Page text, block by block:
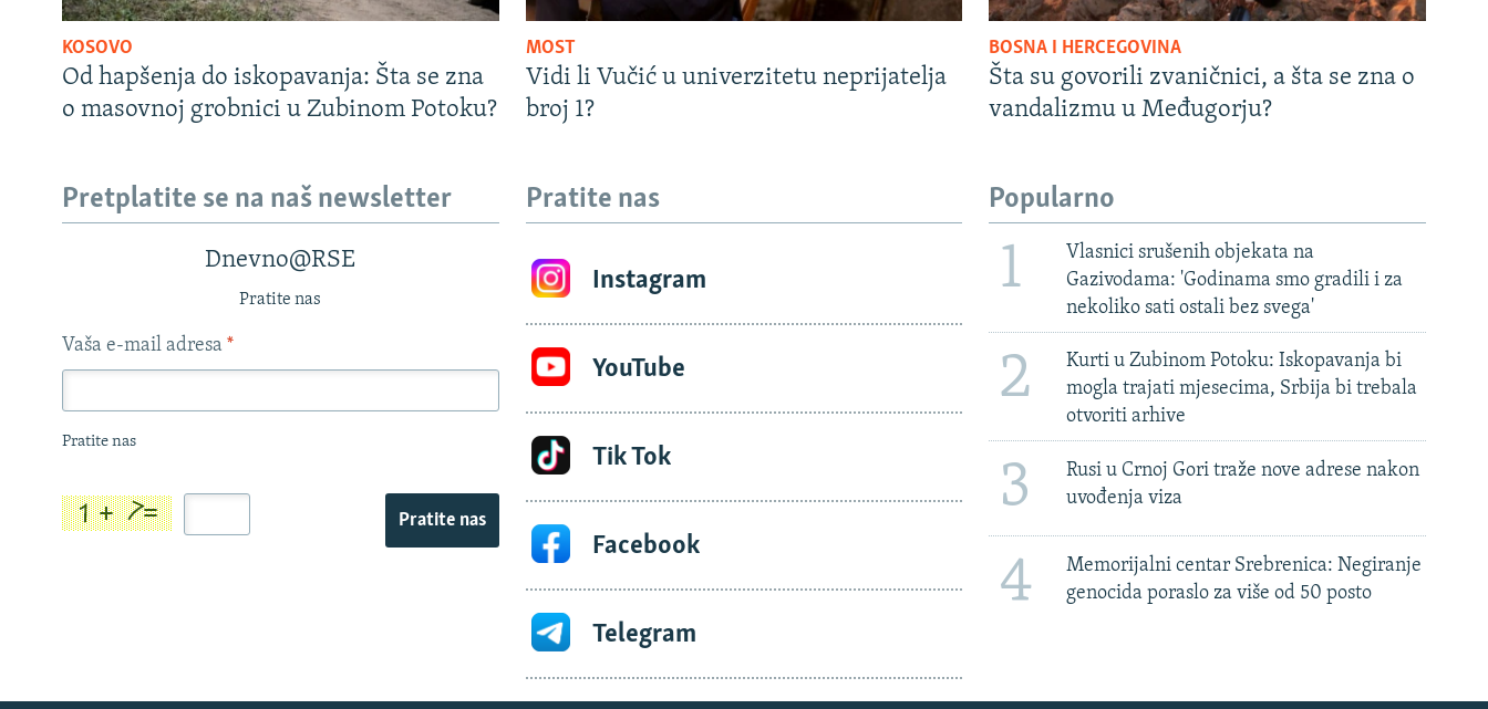
KOSOVO
Od hapšenja do iskopavanja: Šta se zna
o masovnoj grobnici u Zubinom Potoku?
MOST
Vidi li Vučić u univerzitetu neprijatelja
broj 1?
BOSNA I HERCEGOVINA
Šta su govorili zvaničnici, a šta se zna o
vandalizmu u Međugorju?
Pretplatite se na naš newsletter
Dnevno@RSE
Pratite nas
Vaša e-mail adresa *
Pratite nas
Pratite nas
Pratite nas
Instagram
YouTube
Tik Tok
Facebook
Telegram
Popularno
1
Vlasnici srušenih objekata na
Gazivodama: 'Godinama smo gradili i za
nekoliko sati ostali bez svega'
2
Kurti u Zubinom Potoku: Iskopavanja bi
mogla trajati mjesecima, Srbija bi trebala
otvoriti arhive
3
Rusi u Crnoj Gori traže nove adrese nakon
uvođenja viza
4
Memorijalni centar Srebrenica: Negiranje
genocida poraslo za više od 50 posto